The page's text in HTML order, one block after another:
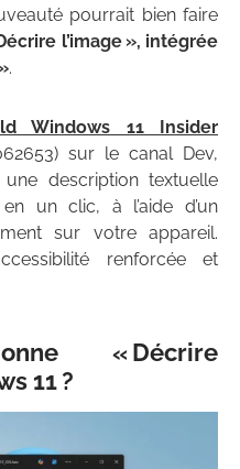
pourrait bien faire
l’image », intégrée
.
Windows 11 Insider
sur le canal Dev,
description textuelle
un clic, à l’aide d’un
sur votre appareil.
renforcée et
« Décrire
11 ?